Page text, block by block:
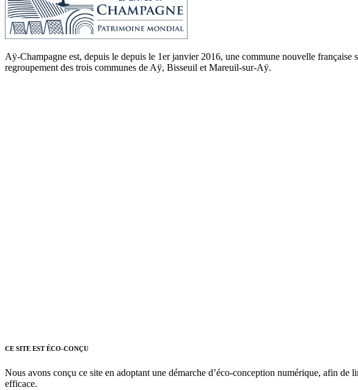
Aÿ-Champagne est, depuis le depuis le 1er janvier 2016, une commune nouvelle
regroupement des trois communes de Aÿ, Bisseuil et Mareuil-sur-Aÿ.
CE SITE EST ÉCO-CONÇU
Nous avons conçu ce site en adoptant une démarche d’éco-conception numérique, afin
efficace.